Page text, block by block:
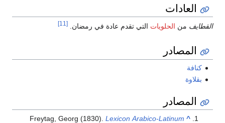
العادات
القطايف من الحلويات التي تقدم عادة في رمضان. [11]
المصادر
كنافة
بقلاوة
المصادر
^
Freytag, Georg (1830).Lexicon Arabico-Latinum